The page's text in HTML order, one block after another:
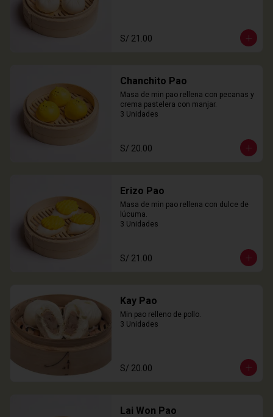
S/ 21.00
Chanchito Pao
Masa de min pao rellena con pecanas y
crema pastelera con manjar.
3 Unidades
S/ 20.00
Erizo Pao
Masa de min pao rellena con dulce de
lúcuma.
3 Unidades
S/ 21.00
Kay Pao
Min pao relleno de pollo.
3 Unidades
S/ 20.00
Lai Won Pao